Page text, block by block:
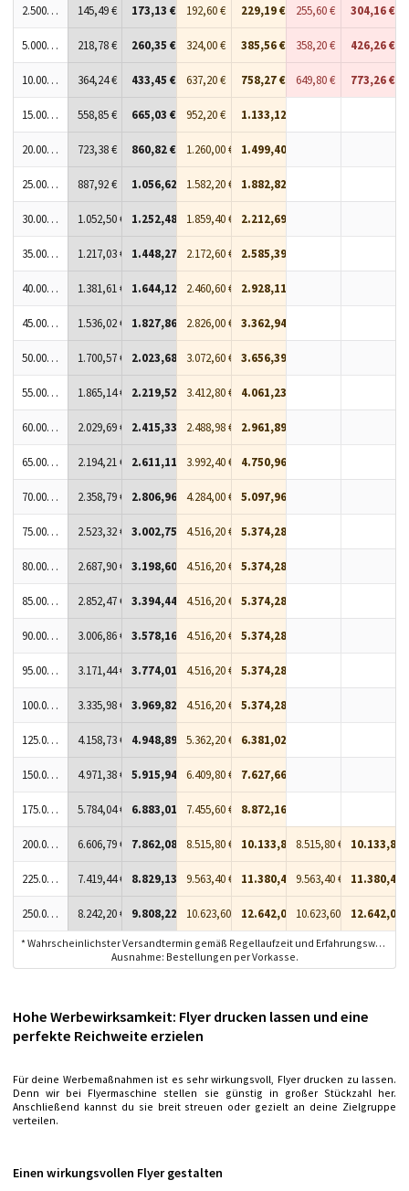
2.500 Stück 145,49 € 173,13 € 192,60 € 229,19 € 255,60 € 304,16 €
5.000 Stück 218,78 € 260,35 € 324,00 € 385,56 € 358,20 € 426,26 €
10.000 Stück 364,24 € 433,45 € 637,20 € 758,27 € 649,80 € 773,26 €
15.000 Stück 558,85 € 665,03 € 952,20 € 1.133,12 €
20.000 Stück 723,38 € 860,82 € 1.260,00 € 1.499,40 €
25.000 Stück 887,92 € 1.056,62 € 1.582,20 € 1.882,82 €
30.000 Stück 1.052,50 € 1.252,48 € 1.859,40 € 2.212,69 €
35.000 Stück 1.217,03 € 1.448,27 € 2.172,60 € 2.585,39 €
40.000 Stück 1.381,61 € 1.644,12 € 2.460,60 € 2.928,11 €
45.000 Stück 1.536,02 € 1.827,86 € 2.826,00 € 3.362,94 €
50.000 Stück 1.700,57 € 2.023,68 € 3.072,60 € 3.656,39 €
55.000 Stück 1.865,14 € 2.219,52 € 3.412,80 € 4.061,23 €
60.000 Stück 2.029,69 € 2.415,33 € 2.488,98 € 2.961,89 €
65.000 Stück 2.194,21 € 2.611,11 € 3.992,40 € 4.750,96 €
70.000 Stück 2.358,79 € 2.806,96 €4.284,00 € 5.097,96 €
75.000 Stück 2.523,32 € 3.002,75 €4.516,20 € 5.374,28 €
80.000 Stück 2.687,90 € 3.198,60 €4.516,20 € 5.374,28 €
85.000 Stück 2.852,47 € 3.394,44 €4.516,20 € 5.374,28 €
90.000 Stück 3.006,86 € 3.578,16 €4.516,20 € 5.374,28 €
95.000 Stück 3.171,44 € 3.774,01 €4.516,20 € 5.374,28 €
100.000 Stück 3.335,98 € 3.969,82 €4.516,20 € 5.374,28 €
125.000 Stück 4.158,73 € 4.948,89 €5.362,20 € 6.381,02 €
150.000 Stück 4.971,38 € 5.915,94 €6.409,80 € 7.627,66 €
175.000 Stück 5.784,04 € 6.883,01 € 7.455,60 € 8.872,16 €
200.000 Stück 6.606,79 € 7.862,08 € 8.515,80 € 10.133,80 €8.515,80 € 10.133,80
225.000 Stück 7.419,44 € 8.829,13 €9.563,40 € 11.380,45 €9.563,40 € 11.380,45
250.000 Stück 8.242,20 € 9.808,22 € 10.623,60 € 12.642,08 €10.623,60 € 12.642,08
* Wahrscheinlichster Versandtermin gemäß Regellaufzeit und Erfahrungswerten.
Ausnahme: Bestellungen per Vorkasse.
Hohe Werbewirksamkeit: Flyer drucken lassen und eine
perfekte Reichweite erzielen
Für deine Werbemaßnahmen ist es sehr wirkungsvoll, Flyer drucken zu lassen.
Denn wir bei Flyermaschine stellen sie günstig in großer Stückzahl her.
Anschließend kannst du sie breit streuen oder gezielt an deine Zielgruppe
verteilen.
Einen wirkungsvollen Flyer gestalten